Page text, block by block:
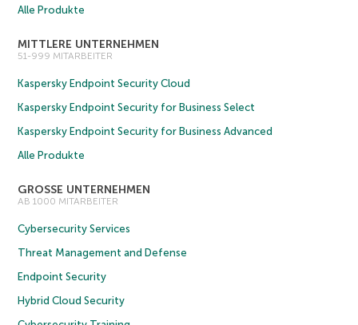
Alle Produkte
MITTLERE UNTERNEHMEN
51-999 MITARBEITER
Kaspersky Endpoint Security Cloud
Kaspersky Endpoint Security for Business Select
Kaspersky Endpoint Security for Business Advanced
Alle Produkte
GROSSE UNTERNEHMEN
AB 1000 MITARBEITER
Cybersecurity Services
Threat Management and Defense
Endpoint Security
Hybrid Cloud Security